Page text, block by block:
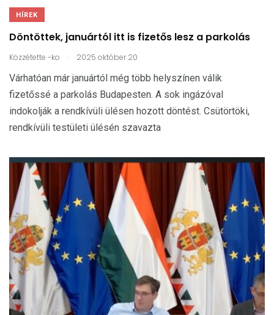
HÍREK
Döntöttek, januártól itt is fizetős lesz a parkolás
Közzétette -ko . 2025 október 20
Várhatóan már januártól még több helyszínen válik
fizetőssé a parkolás Budapesten. A sok ingázóval
indokolják a rendkívüli ülésen hozott döntést. Csütörtöki,
rendkívüli testületi ülésén szavazta